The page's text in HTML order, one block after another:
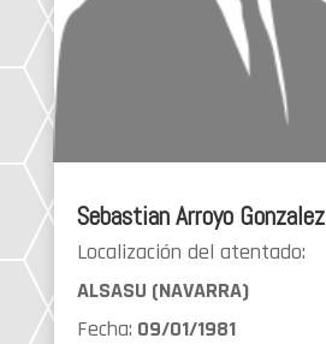
Sebastian Arroyo Gonzalez
Localización del atentado:
ALSASU (NAVARRA)
Fecha: 09/01/1981